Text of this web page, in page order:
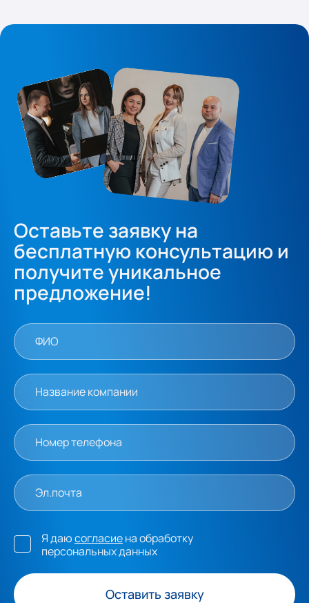
Оставьте заявку на
бесплатную консультацию и
получите уникальное
предложение!
Оставить заявку
Я даюсогласиена обработку
персональных данных